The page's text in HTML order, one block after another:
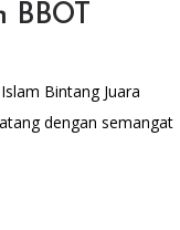
Bintang Juara
dengan semangat